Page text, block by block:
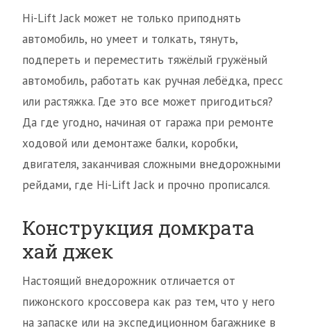
Hi-Lift Jack может не только приподнять
автомобиль, но умеет и толкать, тянуть,
подпереть и переместить тяжёлый гружёный
автомобиль, работать как ручная лебёдка, пресс
или растяжка. Где это все может пригодиться?
Да где угодно, начиная от гаража при ремонте
ходовой или демонтаже балки, коробки,
двигателя, заканчивая сложными внедорожными
рейдами, где Hi-Lift Jack и прочно прописался.
Конструкция домкрата
хай джек
Настоящий внедорожник отличается от
пижонского кроссовера как раз тем, что у него
на запаске или на экспедиционном багажнике в